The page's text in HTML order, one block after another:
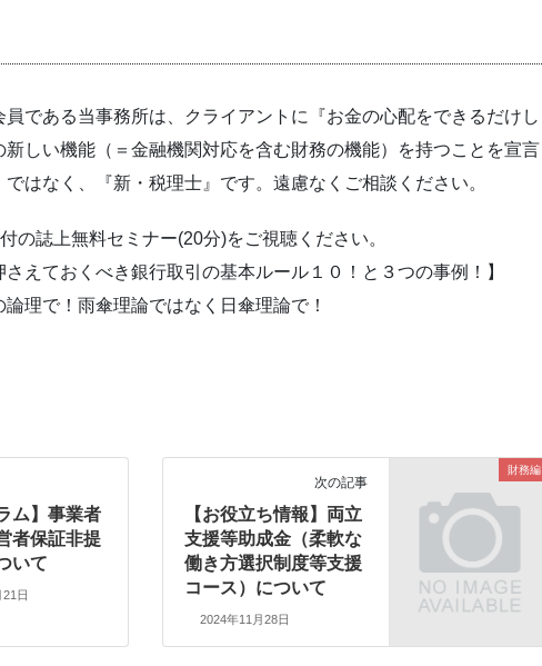
である当事務所は、クライアントに『お金の心配をできるだけし
しい機能（＝金融機関対応を含む財務の機能）を持つことを宣言
はなく、『新・税理士』です。遠慮なくご相談ください。
の誌上無料セミナー(20分)をご視聴ください。
さえておくべき銀行取引の基本ルール１０！と３つの事例！】
理で！雨傘理論ではなく日傘理論で！
ム】事業者
者保証非提
いて
日
財務編
次の記事
【お役立ち情報】両立
支援等助成金（柔軟な
働き方選択制度等支援
コース）について
2024年11月28日